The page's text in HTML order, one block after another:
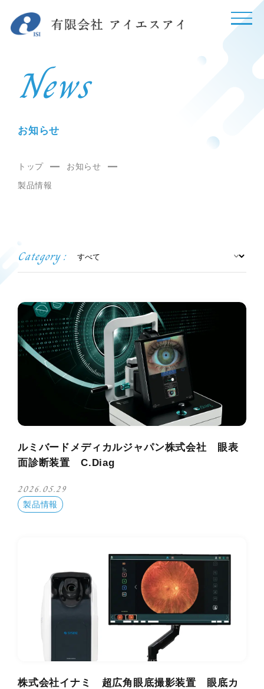
News
お知らせ
トップ
お知らせ
製品情報
Category :
ルミバードメディカルジャパン株式会社 眼表
面診断装置 C.Diag
2026.05.29
製品情報
株式会社イナミ 超広角眼底撮影装置 眼底カ